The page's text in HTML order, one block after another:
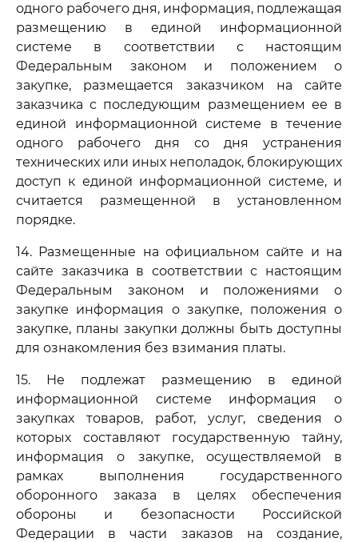
одного рабочего дня, информация, подлежащая
размещению в единой информационной
системе в соответствии с настоящим
Федеральным законом и положением о
закупке, размещается заказчиком на сайте
заказчика с последующим размещением ее в
единой информационной системе в течение
одного рабочего дня со дня устранения
технических или иных неполадок, блокирующих
доступ к единой информационной системе, и
считается размещенной в установленном
порядке.
14. Размещенные на официальном сайте и на
сайте заказчика в соответствии с настоящим
Федеральным законом и положениями о
закупке информация о закупке, положения о
закупке, планы закупки должны быть доступны
для ознакомления без взимания платы.
15. Не подлежат размещению в единой
информационной системе информация о
закупках товаров, работ, услуг, сведения о
которых составляют государственную тайну,
информация о закупке, осуществляемой в
рамках выполнения государственного
оборонного заказа в целях обеспечения
обороны и безопасности Российской
Федерации в части заказов на создание,